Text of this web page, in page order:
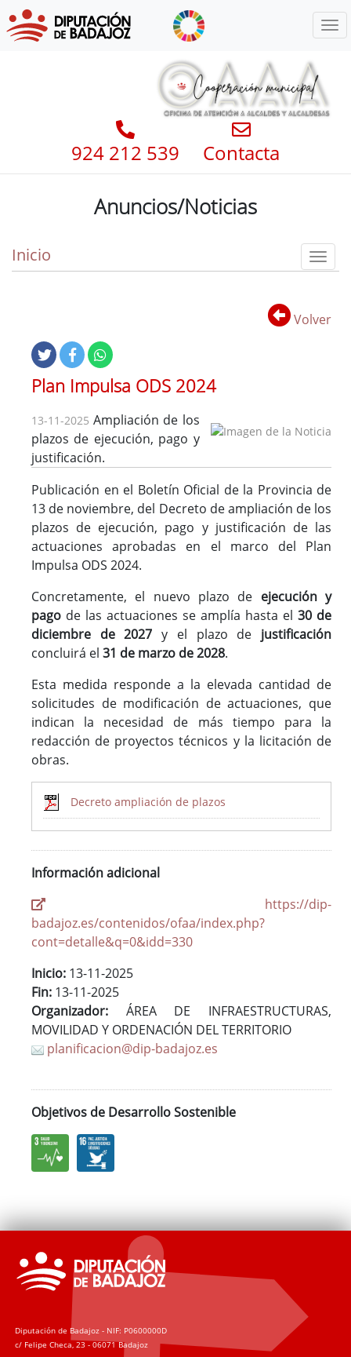
924 212 539 Contacta
Anuncios/Noticias
Inicio
Volver
Plan Impulsa ODS 2024
13-11-2025 Ampliación de los
plazos de ejecución, pago y
justificación.
Publicación en el Boletín Oficial de la Provincia de
13 de noviembre, del Decreto de ampliación de los
plazos de ejecución, pago y justificación de las
actuaciones aprobadas en el marco del Plan
Impulsa ODS 2024.
Concretamente, el nuevo plazo de ejecución y
pago de las actuaciones se amplía hasta el 30 de
diciembre de 2027y el plazo de justificación
concluirá el 31 de marzo de 2028.
Esta medida responde a la elevada cantidad de
solicitudes de modificación de actuaciones, que
indican la necesidad de más tiempo para la
redacción de proyectos técnicos y la licitación de
obras.
Decreto ampliación de plazos
Información adicional
https://dip-
badajoz.es/contenidos/ofaa/index.php?
cont=detalle&q=0&idd=330
Inicio: 13-11-2025
Fin: 13-11-2025
Organizador: ÁREA DE INFRAESTRUCTURAS,
MOVILIDAD Y ORDENACIÓN DEL TERRITORIO
planificacion@dip-badajoz.es
Objetivos de Desarrollo Sostenible
Diputación de Badajoz - NIF: P0600000D
c/ Felipe Checa, 23 - 06071 Badajoz